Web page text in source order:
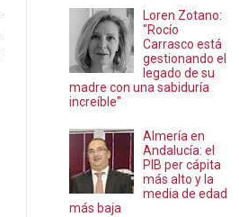
Loren Zotano:
"Rocío
Carrasco está
gestionando el
legado de su
madre con una sabiduría
increíble"
Almería en
Andalucía: el
PIB per cápita
más alto y la
media de edad
más baja